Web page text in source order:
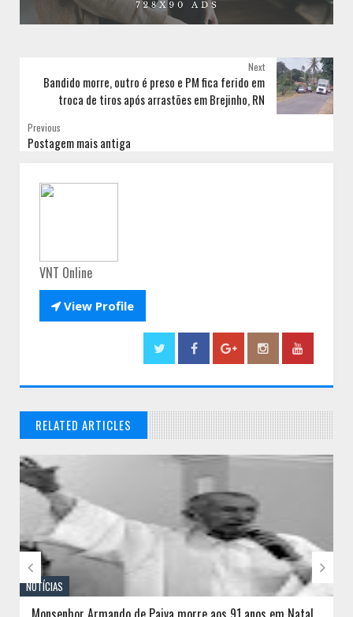
Next
Bandido morre, outro é preso e PM fica ferido em
troca de tiros após arrastões em Brejinho, RN
Previous
Postagem mais antiga
VNT Online
View Profile
RELATED ARTICLES
// THATS WHAT YOU MIGHT BE LOOKING FOR
NOTÍCIAS
 